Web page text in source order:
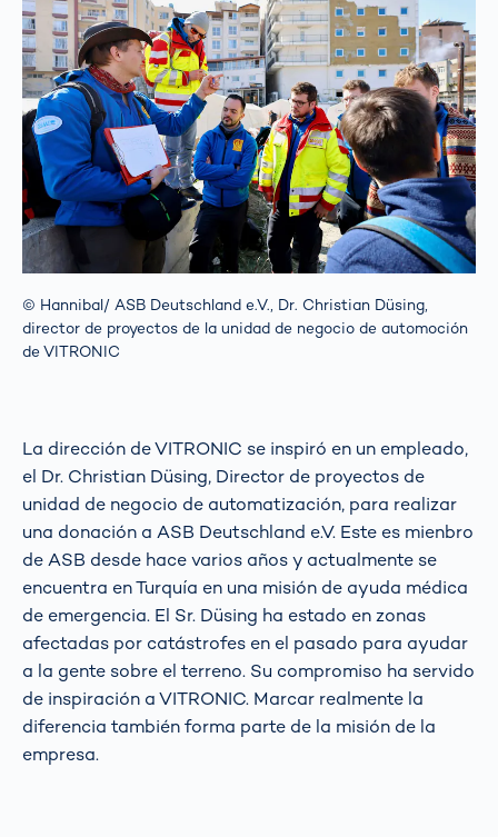
© Hannibal/ ASB Deutschland e.V., Dr. Christian Düsing,
director de proyectos de la unidad de negocio de automoción
de VITRONIC
La dirección de VITRONIC se inspiró en un empleado,
el Dr. Christian Düsing, Director de proyectos de
unidad de negocio de automatización, para realizar
una donación a ASB Deutschland e.V. Este es mienbro
de ASB desde hace varios años y actualmente se
encuentra en Turquía en una misión de ayuda médica
de emergencia. El Sr. Düsing ha estado en zonas
afectadas por catástrofes en el pasado para ayudar
a la gente sobre el terreno. Su compromiso ha servido
de inspiración a VITRONIC. Marcar realmente la
diferencia también forma parte de la misión de la
empresa.